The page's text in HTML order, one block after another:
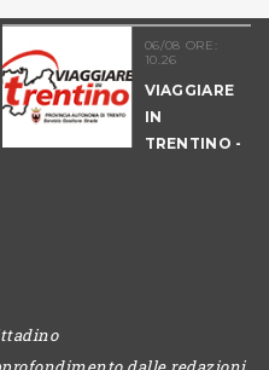
06/08 ORE:
10.26
VIAGGIARE
IN
TRENTINO -